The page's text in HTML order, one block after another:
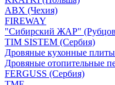
ABX (Чехия)
FIREWAY
"Сибирский ЖАР"
TIM SISTEM (Сербия)
Дровяные кухонные
Дровяные отопительные
FERGUSS (Сербия)